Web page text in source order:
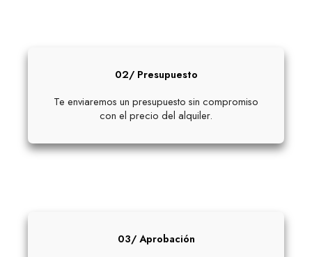
02/ Presupuesto
Te enviaremos un presupuesto sin compromiso
con el precio del alquiler.
03/ Aprobación